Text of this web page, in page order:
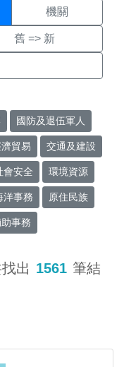
機關
舊 => 新
國防及退伍軍人
貿易 交通及建設
會安全 環境資源
洋事務 原住民族
事務
出 1561 筆結